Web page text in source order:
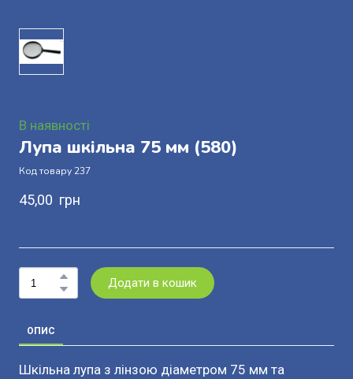
В наявності
Лупа шкільна 75 мм (580)
Код товару 237
45,00  грн
Додати в кошик
ОПИС
Шкільна лупа з лінзою діаметром 75 мм та